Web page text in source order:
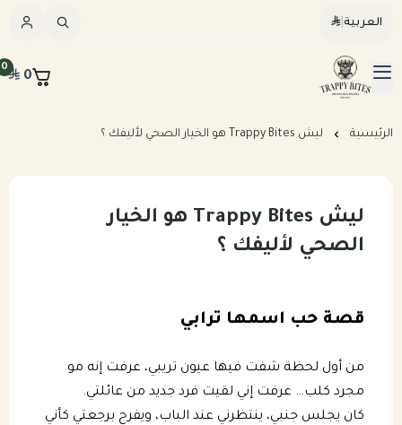
العربية|
Trappybites
0
0
القائمة الرئيسية
الرئيسيه
عرض الكل
بكجات التوفير الشهرية للكلاب
قطط
وجبات طبيعية نيء للقطط
خطة تغذيه مخصصه
الرئيسية ليش Trappy Bites هو الخيار الصحي لأليفك ؟
ليش Trappy Bites هو الخيار
الصحي لأليفك ؟
قصة حب اسمها ترابي
من أول لحظة شفت فيها عيون تريبي، عرفت إنه مو
مجرد كلب… عرفت إني لقيت فرد جديد من عائلتي.
كان يجلس جنبي، ينتظرني عند الباب، ويفرح برجعتي كأني